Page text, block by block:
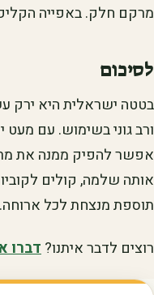
מרקם חלק. באפייה
לסיכום
בטטה ישראלית היא ירק
ורב גוני בשימוש. עם מעט
אפשר להפיק ממנה את
אותה שלמה, קולים
תוספת מנצחת לכל ארוחה.
רוצים לדבר איתנו?דברו